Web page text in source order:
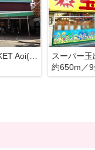
FRESH MARKET Aoi(フレッシュマーケットアオイ) JR八尾駅前店
スーパー
約650m／